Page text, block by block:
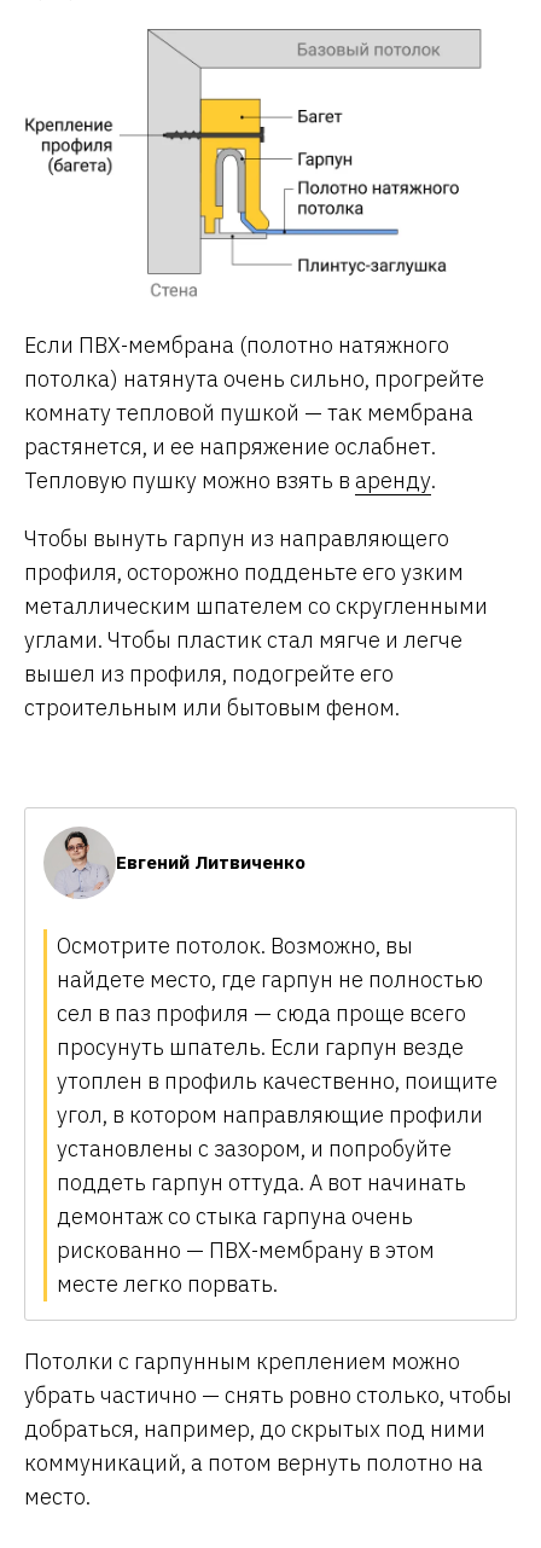
Если ПВХ-мембрана (полотно натяжного
потолка) натянута очень сильно, прогрейте
комнату тепловой пушкой — так мембрана
растянется, и ее напряжение ослабнет.
Тепловую пушку можно взять в аренду.
Чтобы вынуть гарпун из направляющего
профиля, осторожно подденьте его узким
металлическим шпателем со скругленными
углами. Чтобы пластик стал мягче и легче
вышел из профиля, подогрейте его
строительным или бытовым феном.
Евгений Литвиченко
Осмотрите потолок. Возможно, вы
найдете место, где гарпун не полностью
сел в паз профиля — сюда проще всего
просунуть шпатель. Если гарпун везде
утоплен в профиль качественно, поищите
угол, в котором направляющие профили
установлены с зазором, и попробуйте
поддеть гарпун оттуда. А вот начинать
демонтаж со стыка гарпуна очень
рискованно — ПВХ-мембрану в этом
месте легко порвать.
Потолки с гарпунным креплением можно
убрать частично — снять ровно столько, чтобы
добраться, например, до скрытых под ними
коммуникаций, а потом вернуть полотно на
место.